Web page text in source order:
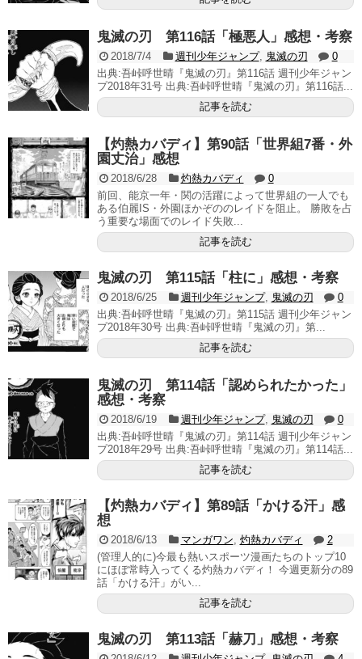
鬼滅の刃 第116話「極悪人」感想・考察
2018/7/4 週刊少年ジャンプ, 鬼滅の刃
0
出典:吾峠呼世晴『鬼滅の刃』第116話 週刊少年ジャン
プ2018年31号 出典:吾峠呼世晴『鬼滅の刃』第116話...
記事を読む
【灼熱カバディ】第90話「世界組7番・外
園丈治」感想
2018/6/28 灼熱カバディ
0
前回、能京一年・関の活躍によって世界組の一人でも
ある伯麗IS・外園ほかぞののレイドを阻止。 勝敗を占
う重要な場面でのレイド失敗...
記事を読む
鬼滅の刃 第115話「柱に」感想・考察
2018/6/25 週刊少年ジャンプ, 鬼滅の刃
0
出典:吾峠呼世晴『鬼滅の刃』第115話 週刊少年ジャン
プ2018年30号 出典:吾峠呼世晴『鬼滅の刃』第...
記事を読む
鬼滅の刃 第114話「認められたかった」
感想・考察
2018/6/19 週刊少年ジャンプ, 鬼滅の刃
0
出典:吾峠呼世晴『鬼滅の刃』第114話 週刊少年ジャン
プ2018年29号 出典:吾峠呼世晴『鬼滅の刃』第114話...
記事を読む
【灼熱カバディ】第89話「かける汗」感
想
2018/6/13 マンガワン, 灼熱カバディ
2
(管理人的に)今最も熱いスポーツ漫画たちのトップ10
にほぼ常時入ってくる灼熱カバディ！ 今週更新分の89
話「かける汗」がい...
記事を読む
鬼滅の刃 第113話「赫刀」感想・考察